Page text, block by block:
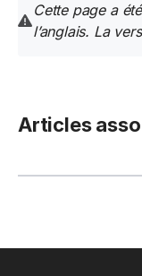
Cette page a
l’anglais. La
Articles